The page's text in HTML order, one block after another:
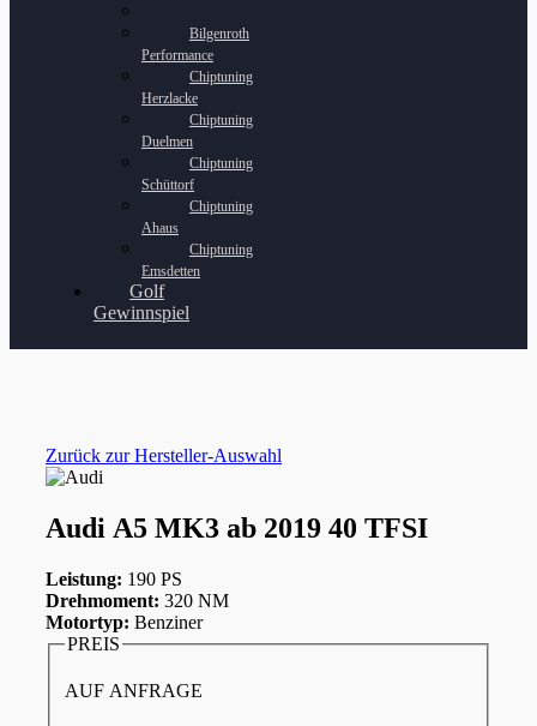
Bilgenroth
Performance
Chiptuning
Herzlacke
Chiptuning
Duelmen
Chiptuning
Schüttorf
Chiptuning
Ahaus
Chiptuning
Emsdetten
Golf
Gewinnspiel
Zurück zur Hersteller-Auswahl
Audi A5 MK3 ab 2019 40 TFSI
Leistung: 190 PS
Drehmoment: 320 NM
Motortyp: Benziner
PREIS
AUF ANFRAGE